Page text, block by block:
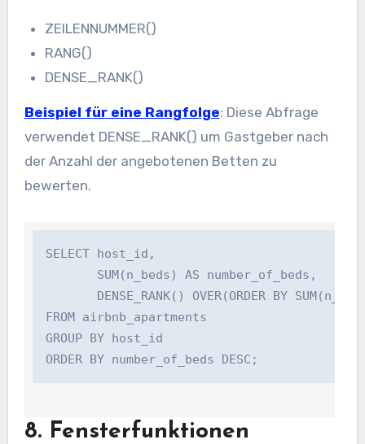
ZEILENNUMMER()
RANG()
DENSE_RANK()
Beispiel für eine Rangfolge: Diese Abfrage
verwendet DENSE_RANK() um Gastgeber nach
der Anzahl der angebotenen Betten zu
bewerten.
SELECT host_id,
       SUM(n_beds) AS number_of_beds,
DENSE_RANK() OVER(ORDER BY
FROM airbnb_apartments
GROUP BY host_id
8. Fensterfunktionen